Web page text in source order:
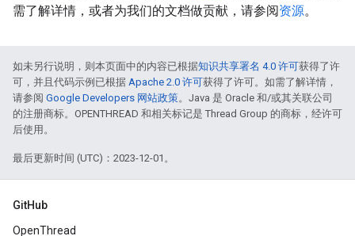
需了解详情，或者为我们的文档做贡献，请参阅资源。
如未另行说明，则本页面中的内容已根据知识共享署名 4.0 许可获得了许
可，并且代码示例已根据 Apache 2.0 许可获得了许可。如需了解详情，
请参阅 Google Developers 网站政策。Java 是 Oracle 和/或其关联公司
的注册商标。OPENTHREAD 和相关标记是 Thread Group 的商标，经许可
后使用。
最后更新时间 (UTC)：2023-12-01。
GitHub
OpenThread